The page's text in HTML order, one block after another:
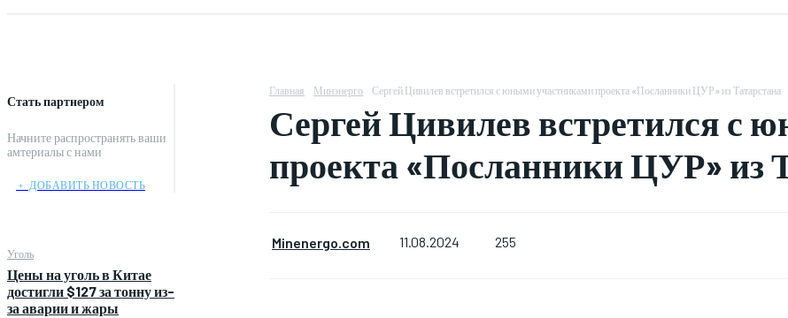
Стать партнером
Начните распространять ваши
амтериалы с нами
﹢ ДОБАВИТЬ НОВОСТЬ
Уголь
Цены на уголь в Китае
достигли $127 за тонну из-
за аварии и жары
Главная Минэнерго Сергей Цивилев встретился с юными участниками проекта «Посланники ЦУР» из Татарстана
Сергей Цивилев встретился с
проекта «Посланники ЦУР» из
Minenergo.com 11.08.2024 255